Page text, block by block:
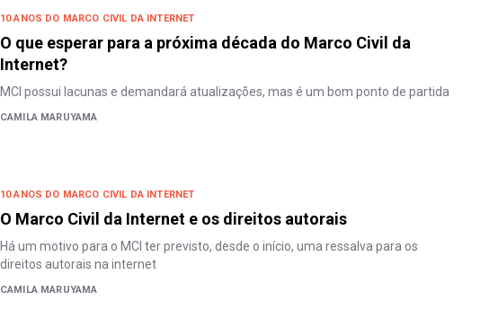
10 ANOS DO MARCO CIVIL DA INTERNET
O que esperar para a próxima década do Marco Civil da
Internet?
MCI possui lacunas e demandará atualizações, mas é um bom ponto de partida
CAMILA MARUYAMA
10 ANOS DO MARCO CIVIL DA INTERNET
O Marco Civil da Internet e os direitos autorais
Há um motivo para o MCI ter previsto, desde o início, uma ressalva para os
direitos autorais na internet
CAMILA MARUYAMA